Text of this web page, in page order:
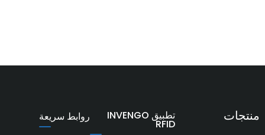
منتجات تطبيق INVENGO
RFID
روابط سريعة